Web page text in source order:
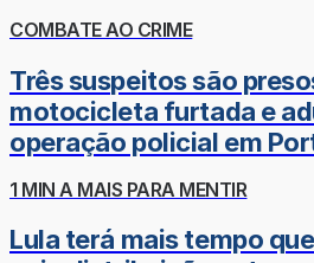
COMBATE AO CRIME
Três suspeitos são
motocicleta furtada e
operação policial em
1 MIN A MAIS PARA MENTIR
Lula terá mais tempo